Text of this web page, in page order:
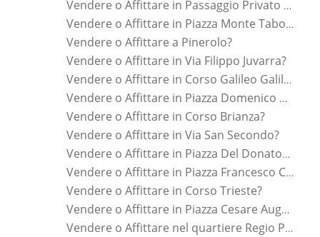
Vendere o Affittare in Passaggio Privato Panceri?
Vendere o Affittare in Piazza Monte Tabor?
Vendere o Affittare a Pinerolo?
Vendere o Affittare in Via Filippo Juvarra?
Vendere o Affittare in Corso Galileo Galilei?
Vendere o Affittare in Piazza Domenico Cimarosa?
Vendere o Affittare in Corso Brianza?
Vendere o Affittare in Via San Secondo?
Vendere o Affittare in Piazza Del Donatore Di Sangue?
Vendere o Affittare in Piazza Francesco Carrara?
Vendere o Affittare in Corso Trieste?
Vendere o Affittare in Piazza Cesare Augusto?
Vendere o Affittare nel quartiere Regio Parco?